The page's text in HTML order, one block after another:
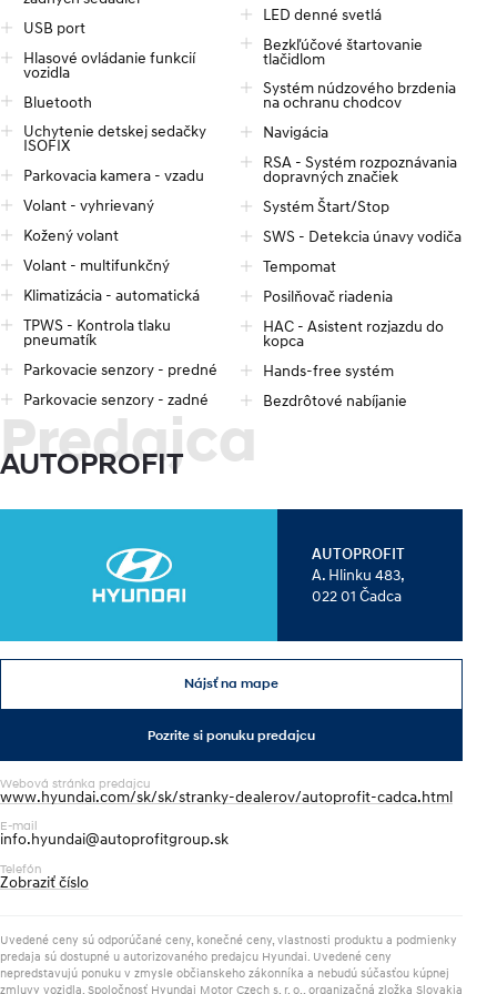
parkovacie senzory, Samostmievacie vnútorné spätné zrkadlo,
Smart Pack (inteligentný kľúč so štartovacím tlačidlom na
prístrojovej doske, kľučky s osvetlením, dažďový senzor, bezdrôtové
nabíjanie mobilného telefónu)
Audio: Integrovaná navigácia s 10,25“ farebným LCD a služby Apple
CarPlay/ Android Auto/Bluelink/Live Services, Ovládanie
audiosystému na volante, Digitálne rozhlasové vysielanie DAB,
Bluetooth, USB-A port vpredu, USB-C nabíjací port vpredu, USB-C
nabíjacie porty vzadu, Zadná parkovacia kamera, Počet
reproduktorov: 6
Záruky:
5 rokov asistenčná služba,
5 rokov zvýhodnená prehliadka,
USB port
Hlasové ovládanie funkcií
vozidla
Bluetooth
Uchytenie detskej sedačky
ISOFIX
Parkovacia kamera - vzadu
Volant - vyhrievaný
Kožený volant
Volant - multifunkčný
Klimatizácia - automatická
TPWS - Kontrola tlaku
pneumatík
Parkovacie senzory - predné
Parkovacie senzory - zadné
LED denné svetlá
Bezkľúčové štartovanie
tlačidlom
Systém núdzového brzdenia
na ochranu chodcov
Navigácia
RSA - Systém rozpoznávania
dopravných značiek
Systém Štart/Stop
SWS - Detekcia únavy vodiča
Tempomat
Posilňovač riadenia
HAC - Asistent rozjazdu do
kopca
Hands-free systém
Bezdrôtové nabíjanie
Predajca
AUTOPROFIT
AUTOPROFIT
A. Hlinku 483,
022 01 Čadca
Nájsť na mape
Pozrite si ponuku predajcu
Webová stránka predajcu
www.hyundai.com/sk/sk/stranky-dealerov/autoprofit-cadca.html
E-mail
info.hyundai@autoprofitgroup.sk
Telefón
Zobraziť číslo
Uvedené ceny sú odporúčané ceny, konečné ceny, vlastnosti produktu a podmienky
predaja sú dostupné u autorizovaného predajcu Hyundai. Uvedené ceny
nepredstavujú ponuku v zmysle občianskeho zákonníka a nebudú súčasťou kúpnej